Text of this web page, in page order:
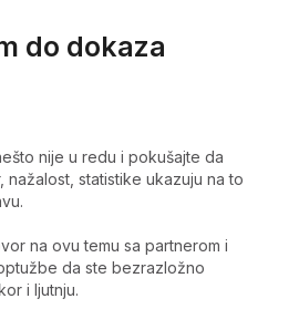
do dokaza
nije u redu i pokušajte da
statistike ukazuju na to
na ovu temu sa partnerom i
da ste bezrazložno
i ljutnju.